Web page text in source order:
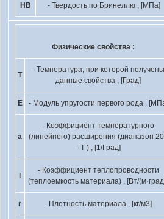
HB - Твердость по Бринеллю , [МПа]
Физические свойства :
T
- Температура, при которой получены
данные свойства , [Град]
E - Модуль упругости первого рода ,
a
- Коэффициент температурного
(линейного) расширения (диапазон 20
- T ) , [1/Град]
l
- Коэффициент теплопроводности
(теплоемкость материала) , [Вт/
r - Плотность материала , [кг/м3]